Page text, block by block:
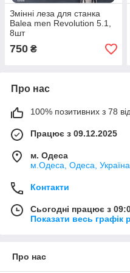
Змінні леза для станка
Balea men Revolution 5.1,
8шт
750 ₴
Про нас
100% позитивних з 78
Працює з 09.12.2025
м. Одеса
м.Одеса, Одеса, Україна
Контакти
Сьогодні працює з
Показати весь графік
Про нас